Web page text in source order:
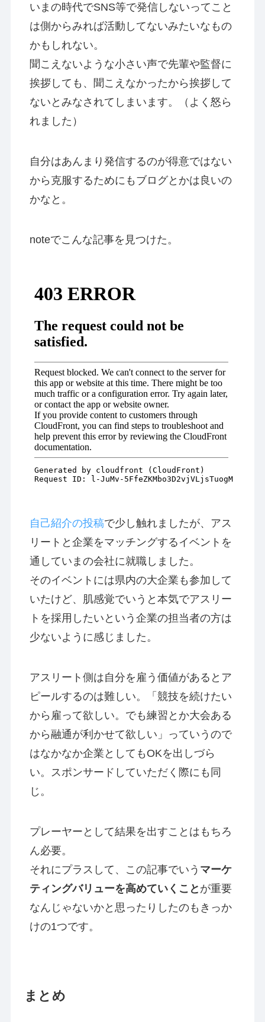
いまの時代でSNS等で発信しないってこと
は側からみれば活動してないみたいなもの
かもしれない。
聞こえないような小さい声で先輩や監督に
挨拶しても、聞こえなかったから挨拶して
ないとみなされてしまいます。（よく怒ら
れました）
自分はあんまり発信するのが得意ではない
から克服するためにもブログとかは良いの
かなと。
noteでこんな記事を見つけた。
自己紹介の投稿で少し触れましたが、アス
リートと企業をマッチングするイベントを
通していまの会社に就職しました。
そのイベントには県内の大企業も参加して
いたけど、肌感覚でいうと本気でアスリー
トを採用したいという企業の担当者の方は
少ないように感じました。
アスリート側は自分を雇う価値があるとア
ピールするのは難しい。「競技を続けたい
から雇って欲しい。でも練習とか大会ある
から融通が利かせて欲しい」っていうので
はなかなか企業としてもOKを出しづら
い。スポンサードしていただく際にも同
じ。
プレーヤーとして結果を出すことはもちろ
ん必要。
それにプラスして、この記事でいう マーケ
ティングバリューを高めていくこと が重要
なんじゃないかと思ったりしたのもきっか
けの1つです。
まとめ